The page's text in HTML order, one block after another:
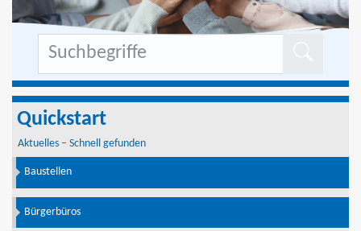
Quickstart
Aktuelles – Schnell gefunden
Baustellen
Bürgerbüros